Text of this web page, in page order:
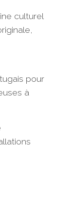
culturel
pour
à